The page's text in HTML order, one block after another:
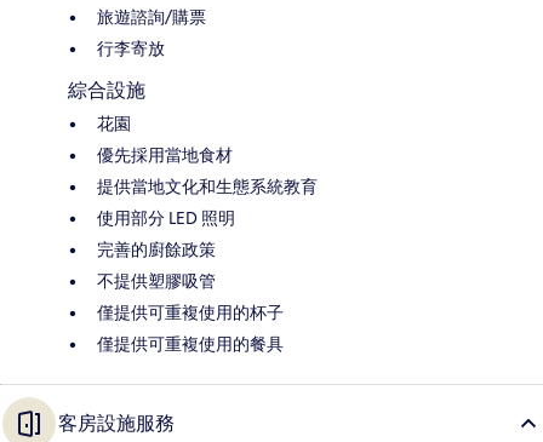
旅遊諮詢/購票
行李寄放
綜合設施
花園
優先採用當地食材
提供當地文化和生態系統教育
使用部分 LED 照明
完善的廚餘政策
不提供塑膠吸管
僅提供可重複使用的杯子
僅提供可重複使用的餐具
客房設施服務